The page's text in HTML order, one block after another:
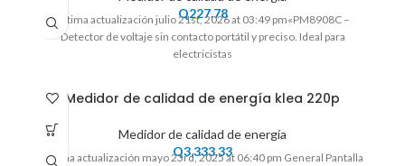
Q227.78
Ultima actualización julio 21st, 2026 at 03:49 pm«PM8908C –
Detector de voltaje sin contacto portátil y preciso. Ideal para
electricistas
Medidor de calidad de energía klea 220p
Medidor de calidad de energía
Q3,333.33
Ultima actualización mayo 23rd, 2025 at 06:40 pm General Pantalla